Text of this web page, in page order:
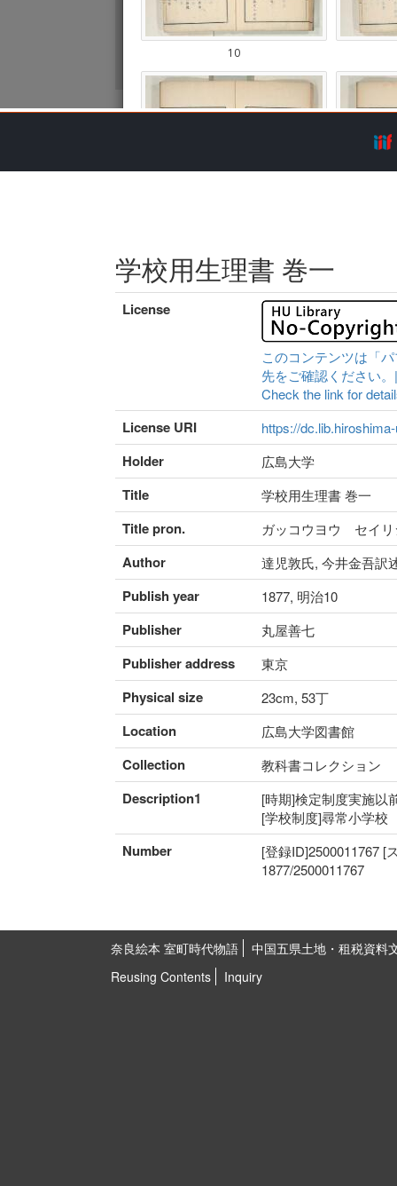
学校用生理書 巻一
License
このコンテンツは「
先をご確認ください
Check the link for
License URI https://
Holder 広島大学
Title 学校用生理書 巻一
Title pron. ガッコウヨウ セイリ
Author 達児敦氏, 今井金吾
Publish year 1877, 明治10
Publisher 丸屋善七
Publisher address 東京
Physical size 23cm, 53丁
Location 広島大学図書館
Collection 教科書コレクション
Description1
[時期]検定制度実施以
[学校制度]尋常小学校
Number
[登録ID]2500011767 [
1877/2500011767
奈良絵本 室町時代物語
中国五県土地・租税資料
Reusing Contents
Inquiry